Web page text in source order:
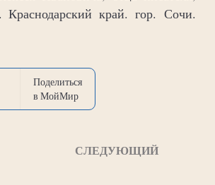
край. гор. Сочи.
Поделиться
в МойМир
СЛЕДУЮЩИЙ